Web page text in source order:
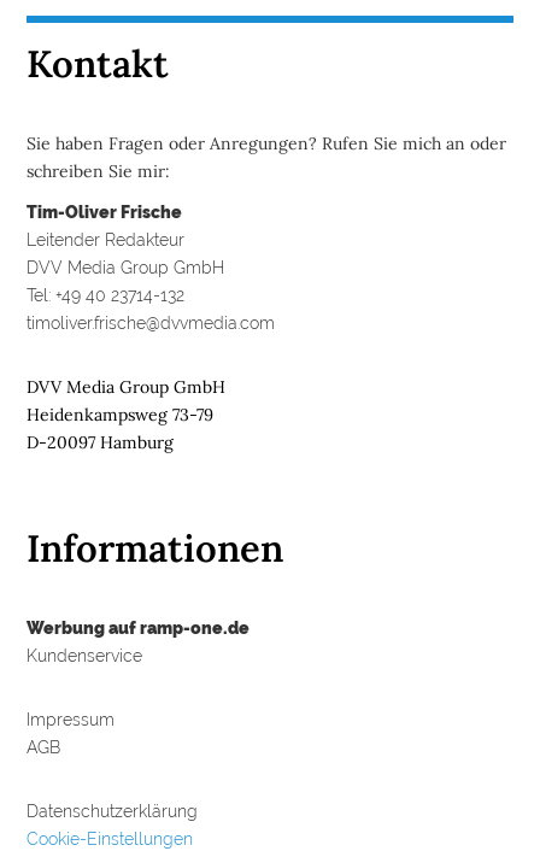
Kontakt
Sie haben Fragen oder Anregungen? Rufen Sie mich an oder
schreiben Sie mir:
Tim-Oliver Frische
Leitender Redakteur
DVV Media Group GmbH
Tel: +49 40 23714-132
timoliver.frische@dvvmedia.com
DVV Media Group GmbH
Heidenkampsweg 73-79
D-20097 Hamburg
Informationen
Werbung auf ramp-one.de
Kundenservice
Impressum
AGB
Datenschutzerklärung
Cookie-Einstellungen